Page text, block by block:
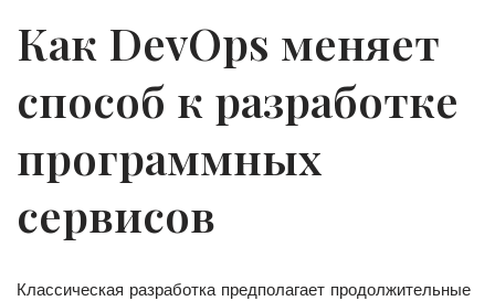
Как DevOps меняет
способ к разработке
программных
сервисов
Классическая разработка предполагает продолжительные